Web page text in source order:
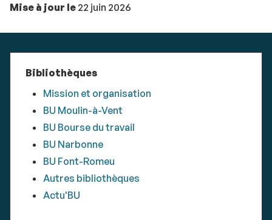
Mise à jour le 22 juin 2026
Bibliothèques
Mission et organisation
BU Moulin-à-Vent
BU Bourse du travail
BU Narbonne
BU Font-Romeu
Autres bibliothèques
Actu'BU